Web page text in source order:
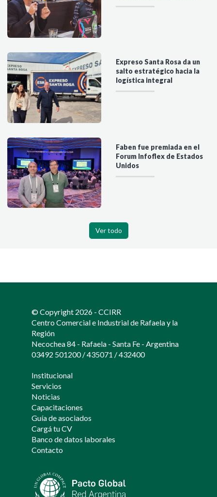
Expreso Santa Rosa da un
salto estratégico hacia la
logística integral
Faben fue premiada en el
Forum Infoflex de Estados
Unidos
Ver todo
© Copyright 2026 - CCIRR
Centro Comercial e Industrial de Rafaela y la
Región
Necochea 84 - Rafaela - Santa Fe - Argentina
03492 501200/435071 /432400
Institucional
Servicios
Noticias
Capacitaciones
Guía de asociados
Cargá tu CV
Banco de datos laborales
Contacto